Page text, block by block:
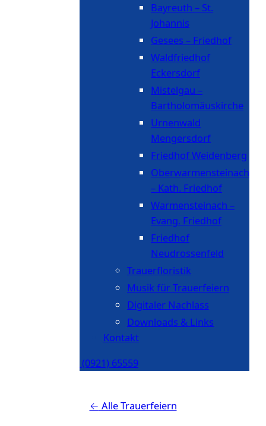
Bayreuth – St.
Johannis
Gesees – Friedhof
Waldfriedhof
Eckersdorf
Mistelgau –
Bartholomäuskirche
Urnenwald
Mengersdorf
Friedhof Weidenberg
Oberwarmensteinach
– Kath. Friedhof
Warmensteinach –
Evang. Friedhof
Friedhof
Neudrossenfeld
Trauerfloristik
Musik für Trauerfeiern
Digitaler Nachlass
Downloads & Links
Kontakt
(0921) 65559
← Alle Trauerfeiern